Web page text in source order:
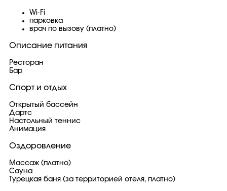
Wi-Fi
парковка
врач по вызову (платно)
Описание питания
Ресторан
Бар
Спорт и отдых
Открытый бассейн
Дартс
Настольный теннис
Анимация
Оздоровление
Массаж (платно)
Сауна
Турецкая баня (за территорией отеля, платно)